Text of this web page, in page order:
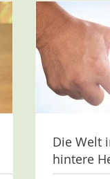
Die Welt
hintere